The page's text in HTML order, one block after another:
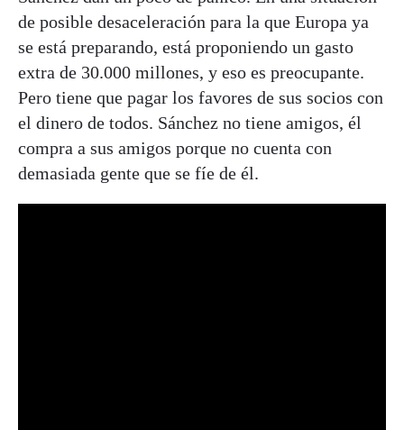
de posible desaceleración para la que Europa ya
se está preparando, está proponiendo un gasto
extra de 30.000 millones, y eso es preocupante.
Pero tiene que pagar los favores de sus socios con
el dinero de todos. Sánchez no tiene amigos, él
compra a sus amigos porque no cuenta con
demasiada gente que se fíe de él.